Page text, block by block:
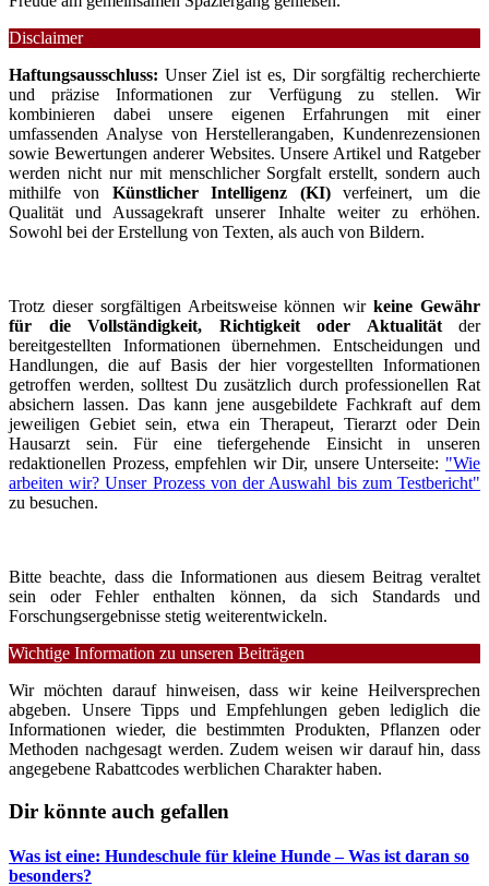
Disclaimer
Haftungsausschluss: Unser Ziel ist es, Dir sorgfältig recherchierte
und präzise Informationen zur Verfügung zu stellen. Wir
kombinieren dabei unsere eigenen Erfahrungen mit einer
umfassenden Analyse von Herstellerangaben, Kundenrezensionen
sowie Bewertungen anderer Websites. Unsere Artikel und Ratgeber
werden nicht nur mit menschlicher Sorgfalt erstellt, sondern auch
mithilfe von Künstlicher Intelligenz (KI)verfeinert, um die
Qualität und Aussagekraft unserer Inhalte weiter zu erhöhen.
Sowohl bei der Erstellung von Texten, als auch von Bildern.
Trotz dieser sorgfältigen Arbeitsweise können wirkeine Gewähr
für die Vollständigkeit, Richtigkeit oder Aktualitätder
bereitgestellten Informationen übernehmen. Entscheidungen und
Handlungen, die auf Basis der hier vorgestellten Informationen
getroffen werden, solltest Du zusätzlich durch professionellen Rat
absichern lassen. Das kann jene ausgebildete Fachkraft auf dem
jeweiligen Gebiet sein, etwa ein Therapeut, Tierarzt oder Dein
Hausarzt sein. Für eine tiefergehende Einsicht in unseren
redaktionellen Prozess, empfehlen wir Dir, unsere Unterseite: "Wie
arbeiten wir? Unser Prozess von der Auswahl bis zum Testbericht"
zu besuchen.
Bitte beachte, dass die Informationen aus diesem Beitrag veraltet
sein oder Fehler enthalten können, da sich Standards und
Forschungsergebnisse stetig weiterentwickeln.
Wichtige Information zu unseren Beiträgen
Wir möchten darauf hinweisen, dass wir keine Heilversprechen
abgeben. Unsere Tipps und Empfehlungen geben lediglich die
Informationen wieder, die bestimmten Produkten, Pflanzen oder
Methoden nachgesagt werden. Zudem weisen wir darauf hin, dass
angegebene Rabattcodes werblichen Charakter haben.
Dir könnte auch gefallen
Was ist eine: Hundeschule für kleine Hunde – Was ist daran so
besonders?